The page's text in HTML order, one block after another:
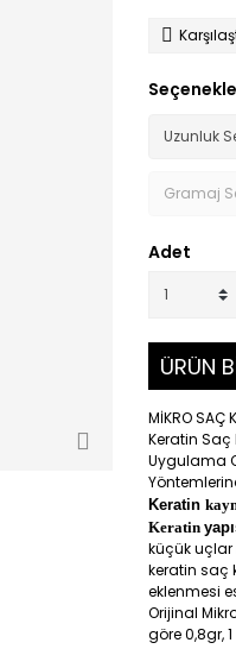
Adet
ÜRÜN
MİKRO SAÇ
Keratin Saç
Uygulama
Keratin
Keratin
küçük uçlar
keratin saç
eklenmesi
Orijinal
göre 0,8gr,